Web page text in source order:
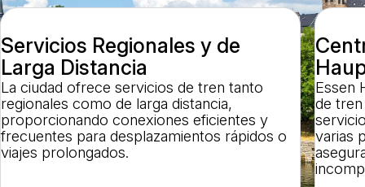
Servicios Regionales y de
Larga Distancia
La ciudad ofrece servicios de tren tanto
regionales como de larga distancia,
proporcionando conexiones eficientes y
frecuentes para desplazamientos rápidos o
viajes prolongados.
Essen
de
varias